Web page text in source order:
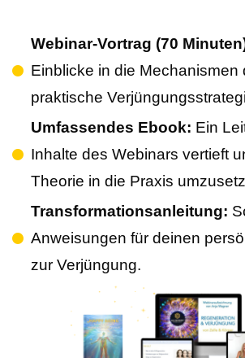
Webinar-Vortrag (70
Einblicke in die Mechanismen
praktische
Umfassendes Ebook: Ein
Inhalte des Webinars vertieft
Theorie in die Praxis
Transformationsanleitung:
Anweisungen für deinen
zur Verjüngung.